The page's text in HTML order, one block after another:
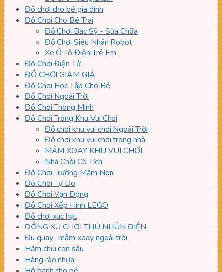
Đồ chơi cho bé gia đình
Đồ Chơi Cho Bé Trai
Đồ Chơi Bác Sỹ - Sữa Chữa
Đồ Chơi Siêu Nhân Robot
Xe Ô Tô Điện Trẻ Em
Đồ Chơi Điện Tử
ĐỒ CHƠI GIẢM GIÁ
Đồ Chơi Học Tập Cho Bé
Đồ Chơi Ngoài Trời
Đồ Chơi Thông Minh
Đồ Chơi Trong Khu Vui Chơi
Đồ chơi khu vui chơi Ngoài Trời
Đồ chơi khu vui chơi trong nhà
MÂM XOAY KHU VUI CHƠI
Nhà Chòi Cổ Tích
Đồ Chơi Trường Mầm Non
Đồ Chơi Tự Do
Đồ Chơi Vận Động
Đồ Chơi Xếp Hình LEGO
Đồ chơi xúc hạt
ĐỒNG XU CHƠI THÚ NHÚN ĐIỆN
Đu quay- mâm xoay ngoài trời
Hầm chui con sâu
Hàng rào nhựa